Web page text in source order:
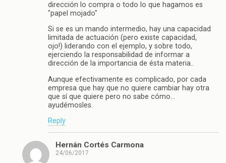
dirección lo compra o todo lo que hagamos es
"papel mojado"
Si se es un mando intermedio, hay una capacidad
limitada de actuación (pero existe capacidad,
ojo!) liderando con el ejemplo, y sobre todo,
ejerciendo la responsabilidad de informar a
dirección de la importancia de ésta materia..
Aunque efectivamente es complicado, por cada
empresa que hay que no quiere cambiar hay otra
que sí que quiere pero no sabe cómo…
ayudémosles.
Reply
Hernán Cortés Carmona
24/06/2017